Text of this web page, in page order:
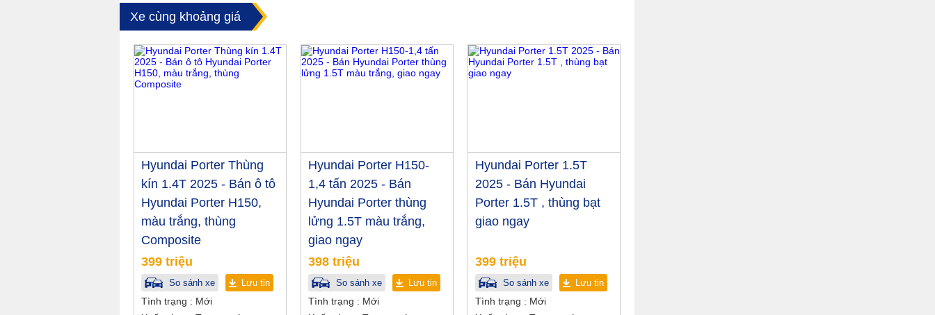
Xe cùng khoảng giá
Hyundai Porter Thùng
kín 1.4T 2025 - Bán ô tô
Hyundai Porter H150,
màu trắng, thùng
Composite
399 triệu
So sánh xe Lưu tin
Tình trạng
Mới
Hyundai Porter H150-
1,4 tấn 2025 - Bán
Hyundai Porter thùng
lửng 1.5T màu trắng,
giao ngay
398 triệu
So sánh xe Lưu tin
Tình trạng
Mới
Hyundai Porter 1.5T
2025 - Bán Hyundai
Porter 1.5T , thùng bạt
giao ngay
399 triệu
So sánh xe Lưu tin
Tình trạng
Mới